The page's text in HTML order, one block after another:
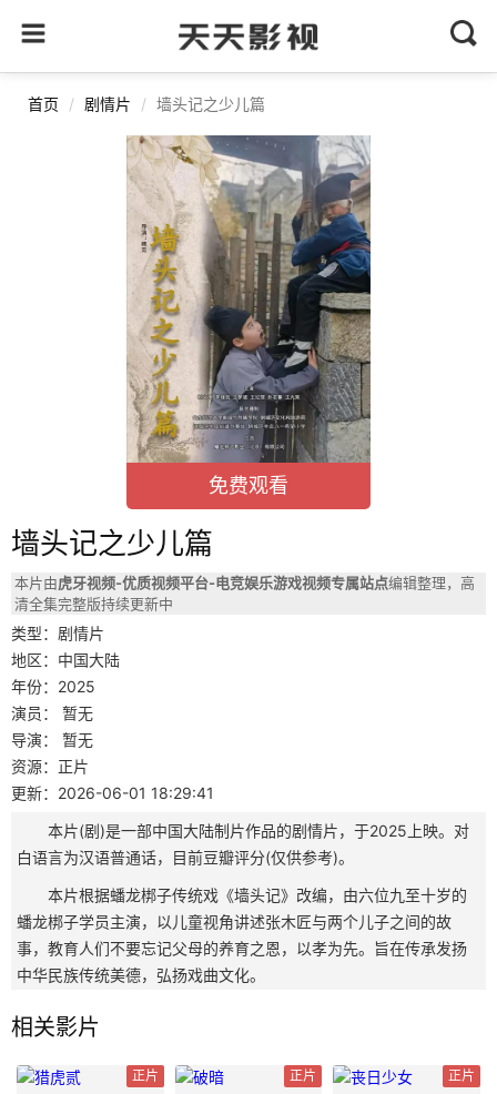
首页 剧情片 墙头记之少儿篇
免费观看
墙头记之少儿篇
本片由虎牙视频-优质视频平台-电竞娱乐游戏视频专属站点编辑整理，高
清全集完整版持续更新中
类型：剧情片
地区：中国大陆
年份：2025
演员： 暂无
导演： 暂无
资源：正片
更新：2026-06-01 18:29:41
本片(剧)是一部中国大陆制片作品的剧情片，于2025上映。对
白语言为汉语普通话，目前豆瓣评分(仅供参考)。
本片根据蟠龙梆子传统戏《墙头记》改编，由六位九至十岁的
蟠龙梆子学员主演，以儿童视角讲述张木匠与两个儿子之间的故
事，教育人们不要忘记父母的养育之恩，以孝为先。旨在传承发扬
中华民族传统美德，弘扬戏曲文化。
相关影片
正片 正片 正片